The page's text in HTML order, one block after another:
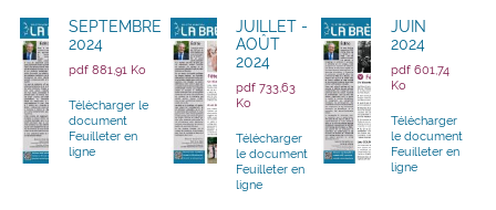
SEPTEMBRE
2024
pdf 881,91 Ko
Télécharger le
document
Feuilleter en
ligne
JUILLET -
AOÛT
2024
pdf 733,63
Ko
Télécharger
le document
Feuilleter en
ligne
JUIN
2024
pdf 601,74
Ko
Télécharger
le document
Feuilleter en
ligne